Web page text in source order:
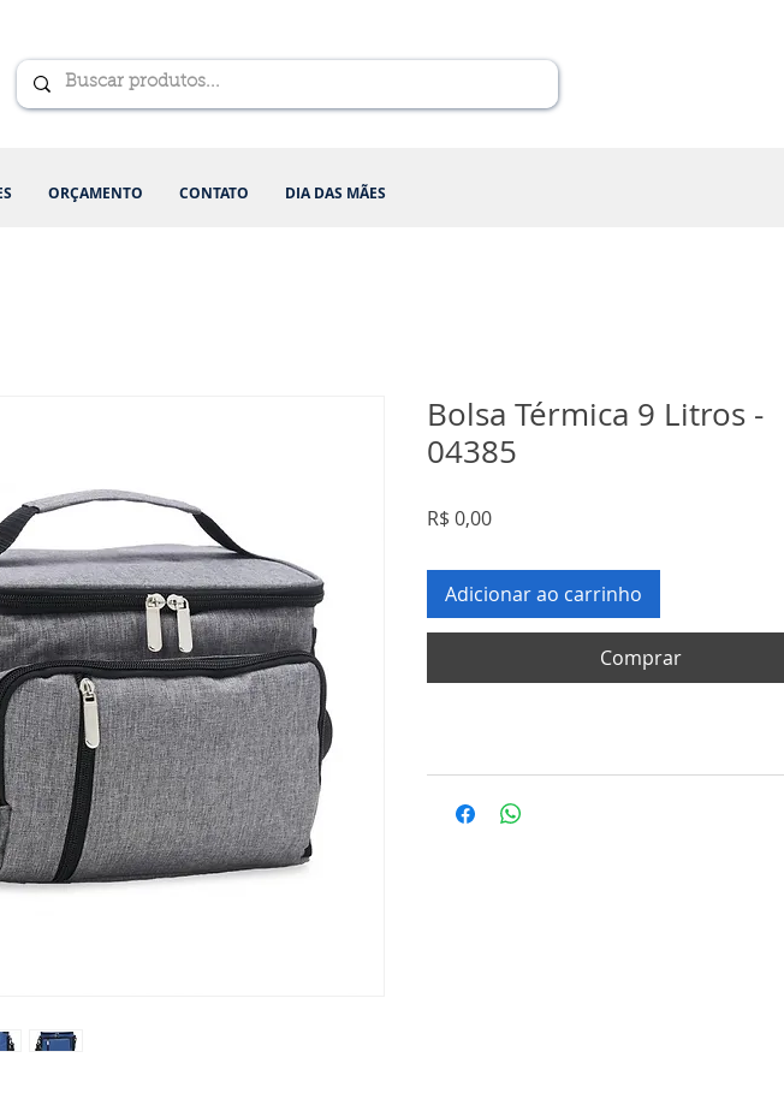
ORÇAMENTO CONTATO DIA DAS MÃES
Bolsa Térmica 9 Litros -
04385
R$ 0,00Preço
Adicionar ao carrinho
Comprar